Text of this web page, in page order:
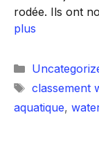
rodée. Ils ont
plus
Catégories
Étiquettes
classement
aquatique,